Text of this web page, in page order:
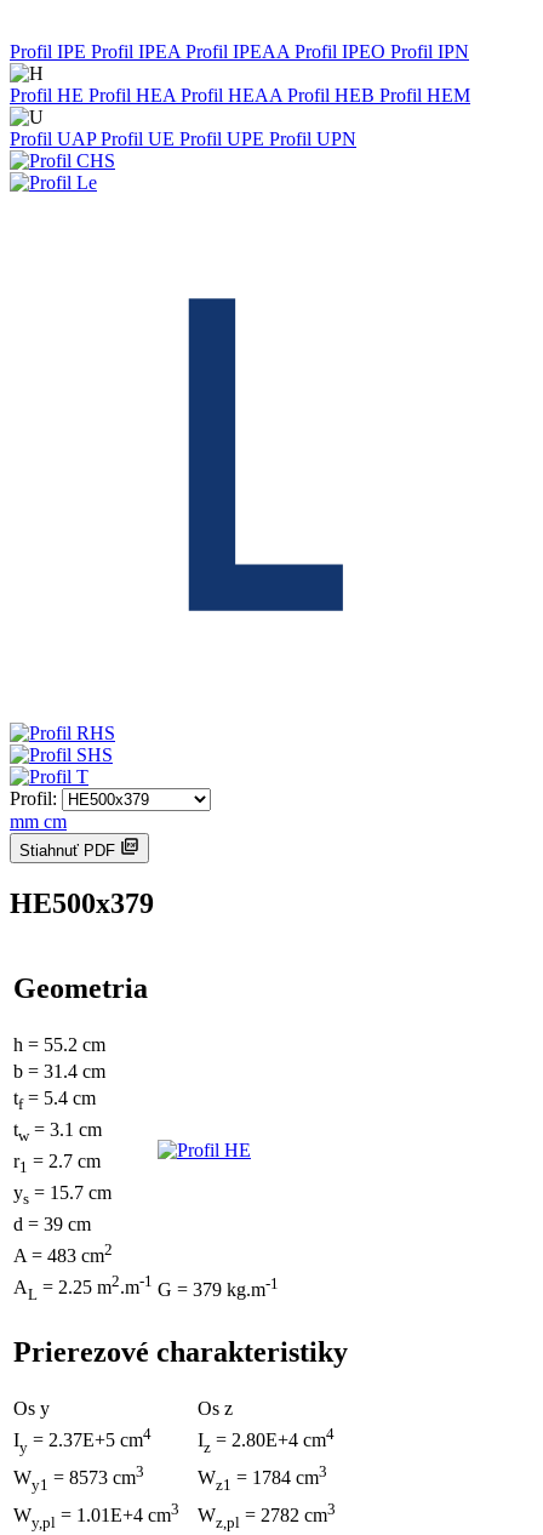
Profil IPE Profil IPEA Profil IPEAA Profil IPEO Profil IPN
Profil HE Profil HEA Profil HEAA Profil HEB Profil HEM
Profil UAPProfil UE Profil UPE Profil UPN
Profil:
mm cm
Stiahnuť PDF
HE500x379
Geometria
h = 55.2 cm
b = 31.4 cm
tf= 5.4 cm
tw= 3.1 cm
r1 = 2.7 cm
ys = 15.7 cm
d = 39 cm
A = 483 cm2
AL = 2.25 m2.m-1 G = 379 kg.m-1
Prierezové charakteristiky
Os y
Os z
Iy = 2.37E+5 cm4 Iz = 2.80E+4 cm4
Wy1 = 8573 cm3 Wz1 = 1784 cm3
Wy,pl = 1.01E+4 cm3 Wz,pl = 2782 cm3